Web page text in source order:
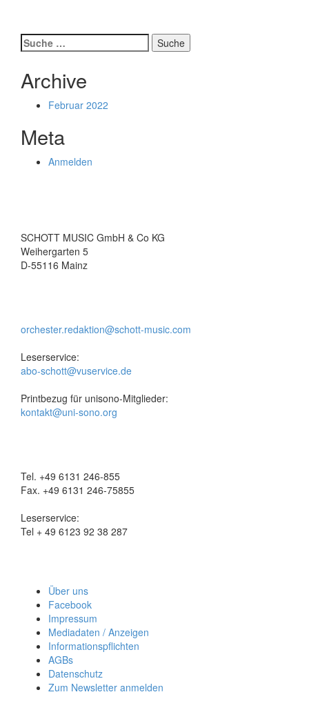
Suche
nach:
Archive
Februar 2022
Meta
Anmelden
SCHOTT MUSIC GmbH & Co KG
Weihergarten 5
D-55116 Mainz
orchester.redaktion@schott-music.com
Leserservice:
abo-schott@vuservice.de
Printbezug für unisono-Mitglieder:
kontakt@uni-sono.org
Tel. +49 6131 246-855
Fax. +49 6131 246-75855
Leserservice:
Tel + 49 6123 92 38 287
Über uns
Facebook
Impressum
Mediadaten / Anzeigen
Informationspflichten
AGBs
Datenschutz
Zum Newsletter anmelden